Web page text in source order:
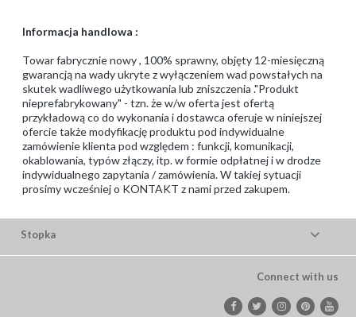
Informacja handlowa :
Towar fabrycznie nowy , 100% sprawny, objęty 12-miesięczną
gwarancją na wady ukryte z wyłączeniem wad powstałych na
skutek wadliwego użytkowania lub zniszczenia ."Produkt
nieprefabrykowany" - tzn. że w/w oferta jest ofertą
przykładową co do wykonania i dostawca oferuje w niniejszej
ofercie także modyfikację produktu pod indywidualne
zamówienie klienta pod względem : funkcji, komunikacji,
okablowania, typów złączy, itp. w formie odpłatnej i w drodze
indywidualnego zapytania / zamówienia. W takiej sytuacji
prosimy wcześniej o KONTAKT z nami przed zakupem.
Stopka
Connect with us